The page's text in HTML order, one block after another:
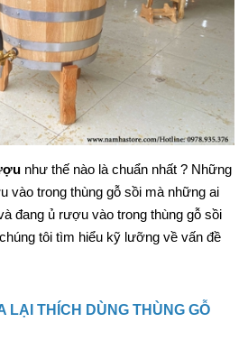
như thế nào là chuẩn nhất ? Những
vào trong thùng gỗ sồi mà những ai
đang ủ rượu vào trong thùng gỗ sồi
tôi tìm hiểu kỹ lưỡng về vấn đề
LẠI THÍCH DÙNG THÙNG GỖ